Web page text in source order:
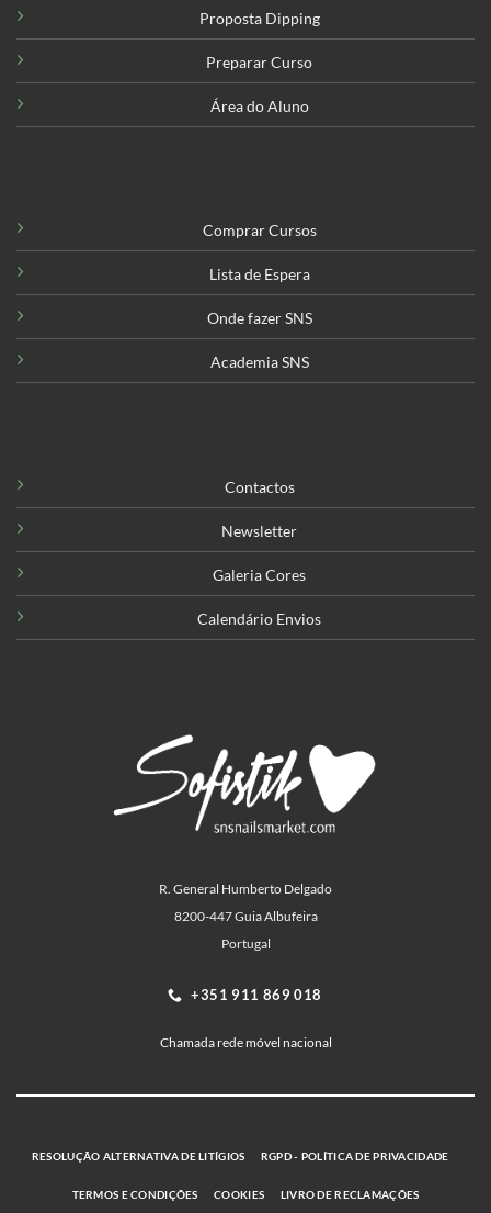
Proposta Dipping
Preparar Curso
Área do Aluno
Comprar Cursos
Lista de Espera
Onde fazer SNS
Academia SNS
Contactos
Newsletter
Galeria Cores
Calendário Envios
R. General Humberto Delgado
8200-447 Guia Albufeira
Portugal
+351 911 869 018
Chamada rede móvel nacional
RESOLUÇÃO ALTERNATIVA DE LITÍGIOS RGPD - POLÍTICA DE PRIVACIDADE
TERMOS E CONDIÇÕES COOKIES LIVRO DE RECLAMAÇÕES